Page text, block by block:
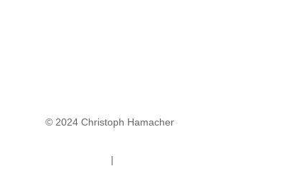
© 2024 Christoph Hamacher
|